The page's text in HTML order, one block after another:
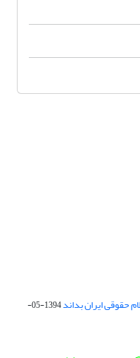
حقوقی ایران بداند
1394-05-